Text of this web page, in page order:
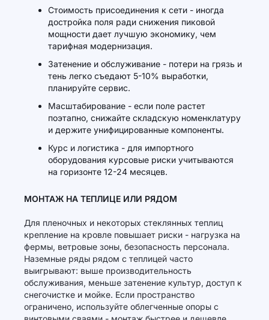
Стоимость присоединения к сети - иногда
достройка поля ради снижения пиковой
мощности дает лучшую экономику, чем
тарифная модернизация.
Затенение и обслуживание - потери на грязь и
тень легко съедают 5-10% выработки,
планируйте сервис.
Масштабирование - если поле растет
поэтапно, снижайте складскую номенклатуру
и держите унифицированные компоненты.
Курс и логистика - для импортного
оборудования курсовые риски учитываются
на горизонте 12-24 месяцев.
МОНТАЖ НА ТЕПЛИЦЕ ИЛИ РЯДОМ
Для пленочных и некоторых стеклянных теплиц
крепление на кровле повышает риски - нагрузка на
фермы, ветровые зоны, безопасность персонала.
Наземные ряды рядом с теплицей часто
выигрывают: выше производительность
обслуживания, меньше затенение культур, доступ к
снегочистке и мойке. Если пространство
ограничено, используйте облегченные опоры с